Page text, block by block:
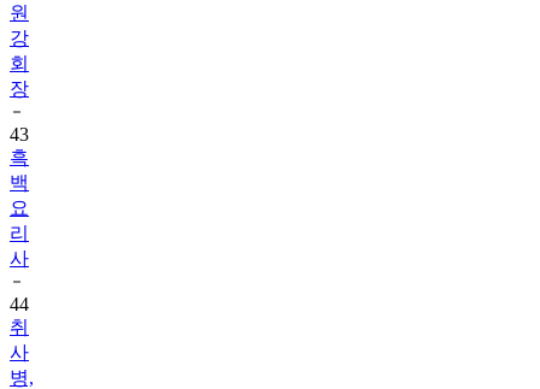
원
강
회
장
43
흑
백
요
리
사
44
취
사
병,